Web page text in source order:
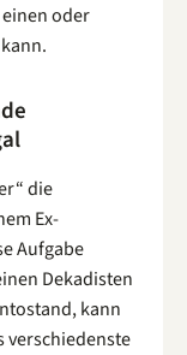
oder
die
Ex-
Aufgabe
Dekadisten
kann
verschiedenste